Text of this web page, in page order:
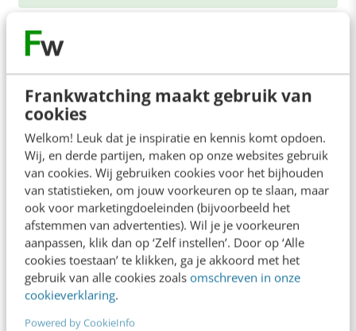
Frankwatching maakt gebruik van
cookies
Welkom! Leuk dat je inspiratie en kennis komt opdoen.
Wij, en derde partijen, maken op onze websites gebruik
van cookies. Wij gebruiken cookies voor het bijhouden
van statistieken, om jouw voorkeuren op te slaan, maar
ook voor marketingdoeleinden (bijvoorbeeld het
afstemmen van advertenties). Wil je je voorkeuren
aanpassen, klik dan op ‘Zelf instellen’. Door op ‘Alle
cookies toestaan’ te klikken, ga je akkoord met het
gebruik van alle cookies zoals omschreven in onze
cookieverklaring.
Powered by CookieInfo
MARKETING
Einde in zicht voor Nederlandse uitgevers
Het einde voor Nederlandse uitgevers nadert. Over
een paar jaar zullen er nog maar een paar
Nederlandse uitgevers zijn, het merendeel zal…